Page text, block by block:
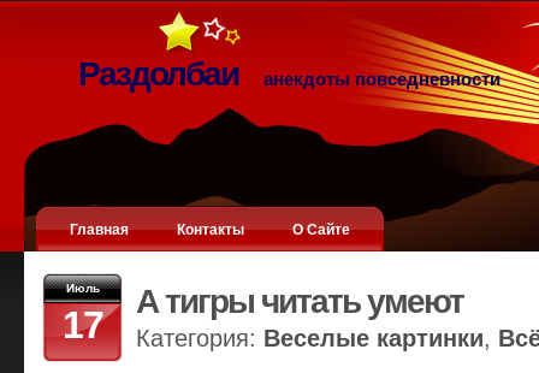
Раздолбаи анекдоты повседневности
Главная Контакты О Сайте
Июль
17
А тигры читать умеют
Категория: Веселые картинки,